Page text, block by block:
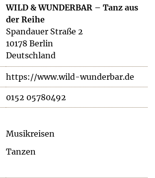
WILD & WUNDERBAR – Tanz aus
der Reihe
Spandauer Straße 2
10178 Berlin
Deutschland
https://www.wild-wunderbar.de
0152 05780492
Musikreisen
Tanzen